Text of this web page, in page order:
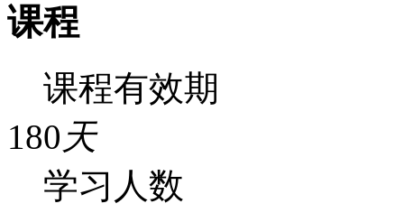
课程
课程有效期
180 天
学习人数